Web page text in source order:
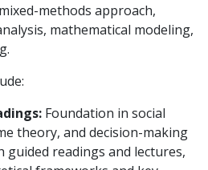
methods approach,
mathematical modeling,
Foundation in social
theory, and decision-making
readings and lectures,